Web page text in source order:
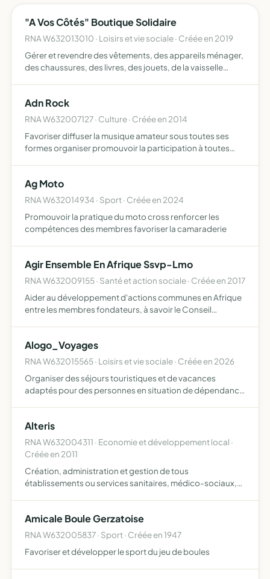
"A Vos Côtés" Boutique Solidaire
RNA W632013010 · Loisirs et vie sociale · Créée en 2019
Gérer et revendre des vêtements, des appareils ménager,
des chaussures, des livres, des jouets, de la vaisselle
Adn Rock
RNA W632007127 · Culture · Créée en 2014
Favoriser diffuser la musique amateur sous toutes ses
formes organiser promouvoir la participation à toutes
Ag Moto
RNA W632014934 · Sport · Créée en 2024
Promouvoir la pratique du moto cross renforcer les
compétences des membres favoriser la camaraderie
Agir Ensemble En Afrique Ssvp-Lmo
RNA W632009155 · Santé et action sociale · Créée en 2017
Aider au développement d'actions communes en Afrique
entre les membres fondateurs, à savoir le Conseil
particul…
Alogo_Voyages
RNA W632015565 · Loisirs et vie sociale · Créée en 2026
Organiser des séjours touristiques et de vacances
adaptés pour des personnes en situation de dépendance
Alteris
RNA W632004311 · Economie et développement local ·
Créée en 2011
Création, administration et gestion de tous
établissements ou services sanitaires, médico-sociaux,
immeubles né…
Amicale Boule Gerzatoise
RNA W632005837 · Sport · Créée en 1947
Favoriser et développer le sport du jeu de boules